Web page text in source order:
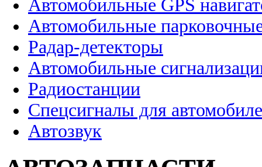
Автомобильные GPS
Автомобильные
Радар-детекторы
Автомобильные
Радиостанции
Спецсигналы для
Автозвук